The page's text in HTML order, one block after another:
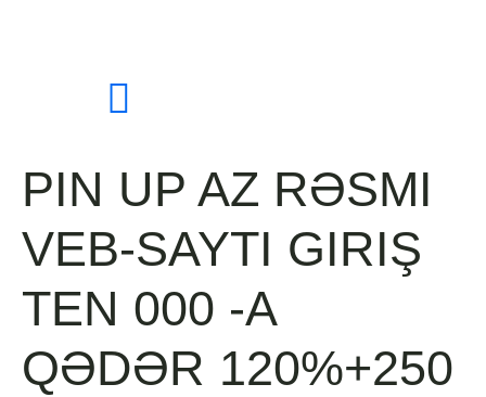
PIN UP AZ RƏSMI
VEB-SAYTI GIRIŞ
TEN 000 -A
QƏDƏR 120%+250